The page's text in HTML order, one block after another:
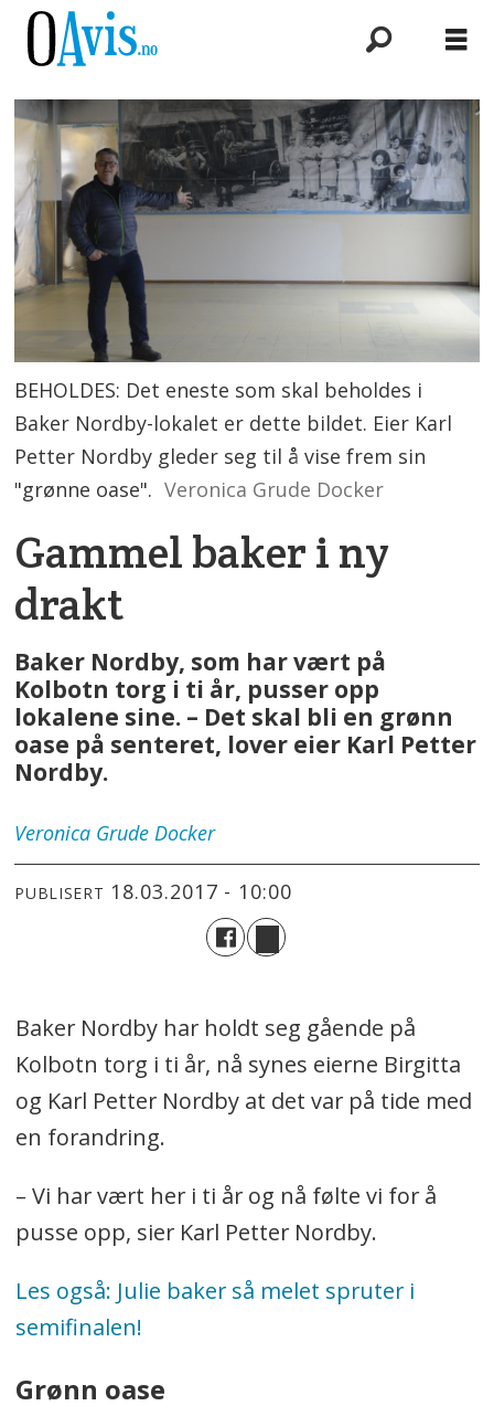
BEHOLDES: Det eneste som skal beholdes i
Baker Nordby-lokalet er dette bildet. Eier Karl
Petter Nordby gleder seg til å vise frem sin
"grønne oase". Veronica Grude Docker
Gammel baker i ny
drakt
Baker Nordby, som har vært på
Kolbotn torg i ti år, pusser opp
lokalene sine. – Det skal bli en grønn
oase på senteret, lover eier Karl Petter
Nordby.
Veronica Grude Docker
PUBLISERT 18.03.2017 - 10:00
Baker Nordby har holdt seg gående på
Kolbotn torg i ti år, nå synes eierne Birgitta
og Karl Petter Nordby at det var på tide med
en forandring.
– Vi har vært her i ti år og nå følte vi for å
pusse opp, sier Karl Petter Nordby.
Les også: Julie baker så melet spruter i
semifinalen!
Grønn oase